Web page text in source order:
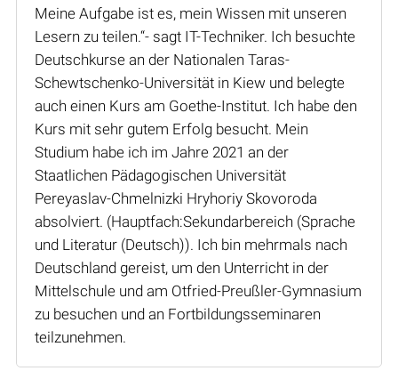
Meine Aufgabe ist es, mein Wissen mit unseren
Lesern zu teilen.“- sagt IT-Techniker. Ich besuchte
Deutschkurse an der Nationalen Taras-
Schewtschenko-Universität in Kiew und belegte
auch einen Kurs am Goethe-Institut. Ich habe den
Kurs mit sehr gutem Erfolg besucht. Mein
Studium habe ich im Jahre 2021 an der
Staatlichen Pädagogischen Universität
Pereyaslav-Chmelnizki Hryhoriy Skovoroda
absolviert. (Hauptfach:Sekundarbereich (Sprache
und Literatur (Deutsch)). Ich bin mehrmals nach
Deutschland gereist, um den Unterricht in der
Mittelschule und am Otfried-Preußler-Gymnasium
zu besuchen und an Fortbildungsseminaren
teilzunehmen.